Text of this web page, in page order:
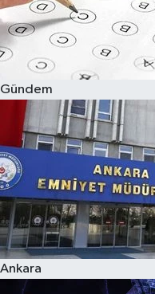
Gündem
Ankara
Hava Durumu
Kadın
Kim kimdir?
Kültür Sanat
Sağlık
Siyaset
Teknoloji